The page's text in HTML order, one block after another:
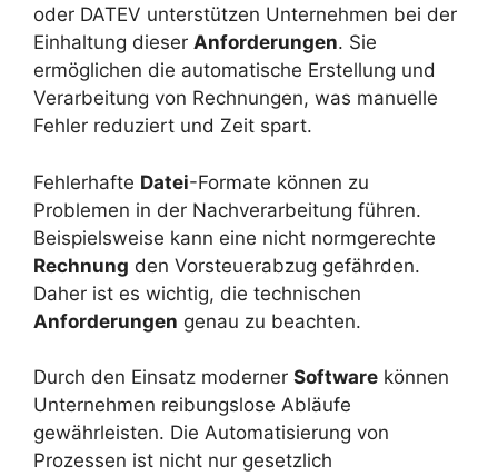
oder DATEV unterstützen Unternehmen bei der
Einhaltung dieser Anforderungen. Sie
ermöglichen die automatische Erstellung und
Verarbeitung von Rechnungen, was manuelle
Fehler reduziert und Zeit spart.
Fehlerhafte Datei-Formate können zu
Problemen in der Nachverarbeitung führen.
Beispielsweise kann eine nicht normgerechte
Rechnung den Vorsteuerabzug gefährden.
Daher ist es wichtig, die technischen
Anforderungen genau zu beachten.
Durch den Einsatz moderner Software können
Unternehmen reibungslose Abläufe
gewährleisten. Die Automatisierung von
Prozessen ist nicht nur gesetzlich